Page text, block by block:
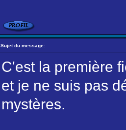
Sujet du message:
C'est la première
et je ne suis pas
mystères.